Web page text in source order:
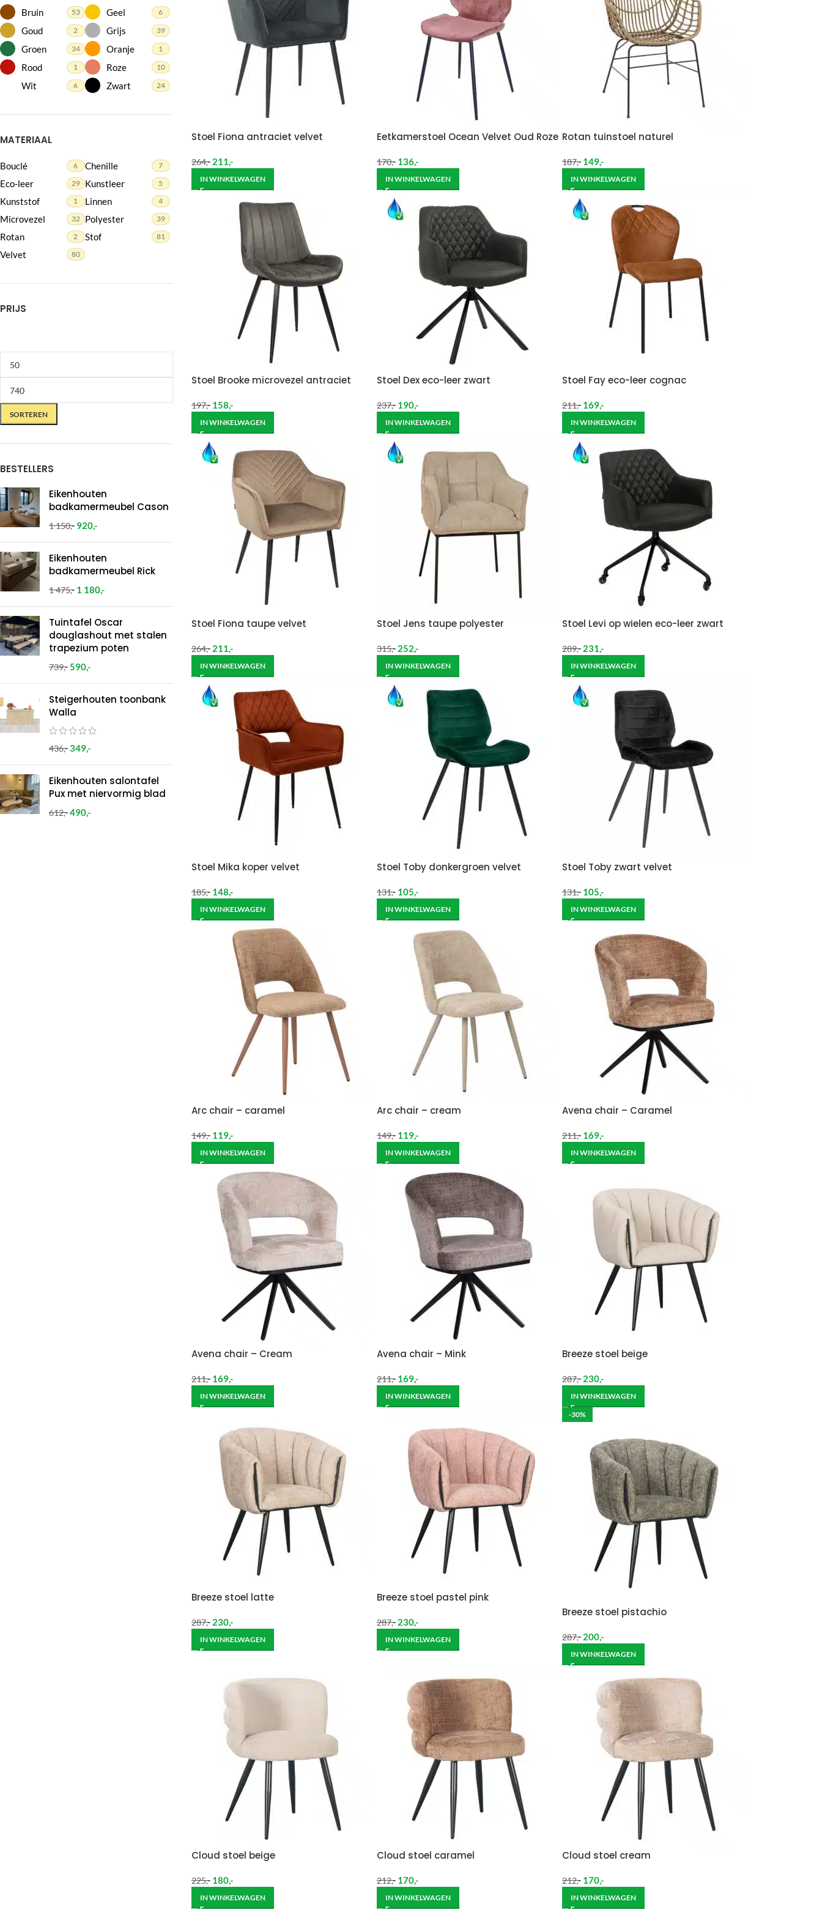
Bruin 53 Geel 6
Goud 2 Grijs 39
Groen 34 Oranje 1
Rood 1 Roze 10
Wit 6 Zwart 24
MATERIAAL
Bouclé 6 Chenille 7
Eco-leer 29 Kunstleer 5
Kunststof 1 Linnen 4
Microvezel 32 Polyester 39
Rotan 2 Stof 81
Velvet 80
PRIJS
SORTEREN
BESTELLERS
Eikenhouten
badkamermeubel Cason
1 150,- 920,-
Eikenhouten
badkamermeubel Rick
1 475,- 1 180,-
Tuintafel Oscar
douglashout met stalen
trapezium poten
739,-590,-
Steigerhouten toonbank
Walla
436,-349,-
Eikenhouten salontafel
Pux met niervormig blad
612,-490,-
Stoel Fiona antraciet velvet
264,- 211,-
IN WINKELWAGEN
Eetkamerstoel Ocean Velvet Oud Roze
170,- 136,-
IN WINKELWAGEN
Rotan tuinstoel naturel
187,- 149,-
IN WINKELWAGEN
Stoel Brooke microvezel antraciet
197,- 158,-
IN WINKELWAGEN
Stoel Dex eco-leer zwart
237,- 190,-
IN WINKELWAGEN
Stoel Fay eco-leer cognac
211,- 169,-
IN WINKELWAGEN
Stoel Fiona taupe velvet
264,- 211,-
IN WINKELWAGEN
Stoel Jens taupe polyester
315,- 252,-
IN WINKELWAGEN
Stoel Levi op wielen eco-leer zwart
289,- 231,-
IN WINKELWAGEN
Stoel Mika koper velvet
185,- 148,-
IN WINKELWAGEN
Stoel Toby donkergroen velvet
131,- 105,-
IN WINKELWAGEN
Stoel Toby zwart velvet
131,- 105,-
IN WINKELWAGEN
Arc chair – caramel
149,- 119,-
IN WINKELWAGEN
Arc chair – cream
149,- 119,-
IN WINKELWAGEN
Avena chair – Caramel
211,- 169,-
IN WINKELWAGEN
Avena chair – Cream
211,- 169,-
IN WINKELWAGEN
Avena chair – Mink
211,- 169,-
IN WINKELWAGEN
Breeze stoel beige
287,- 230,-
IN WINKELWAGEN
Breeze stoel latte
287,- 230,-
IN WINKELWAGEN
Breeze stoel pastel pink
287,- 230,-
IN WINKELWAGEN
-30%
Breeze stoel pistachio
287,- 200,-
IN WINKELWAGEN
Cloud stoel beige
225,- 180,-
IN WINKELWAGEN
Cloud stoel caramel
212,- 170,-
IN WINKELWAGEN
Cloud stoel cream
212,- 170,-
IN WINKELWAGEN